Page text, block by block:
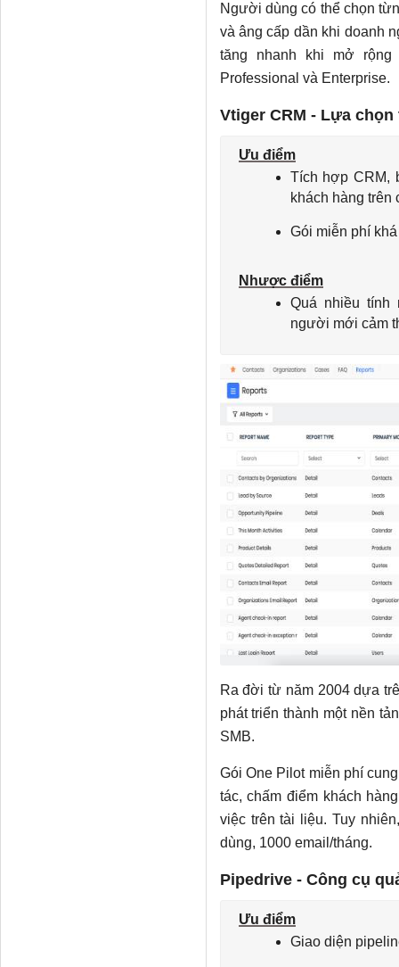
Người dùng có thể chọn
và âng cấp dần khi doanh
tăng nhanh khi mở
Professional và Enterprise.
Vtiger CRM - Lựa
Ưu điểm
Tích hợp CRM,
khách hàng trên
Gói miễn phí
Nhược điểm
Quá nhiều tính
người mới cảm
Ra đời từ năm 2004 dựa
phát triển thành một nền
SMB.
Gói One Pilot miễn phí
tác, chấm điểm khách
việc trên tài liệu. Tuy
dùng, 1000 email/tháng.
Pipedrive - Công cụ
Ưu điểm
Giao diện